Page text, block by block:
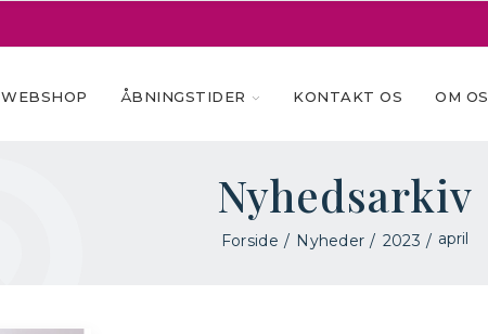
WEBSHOP ÅBNINGSTIDER KONTAKT OS OM OS
Nyhedsarkiv
Forside Nyheder 2023 april